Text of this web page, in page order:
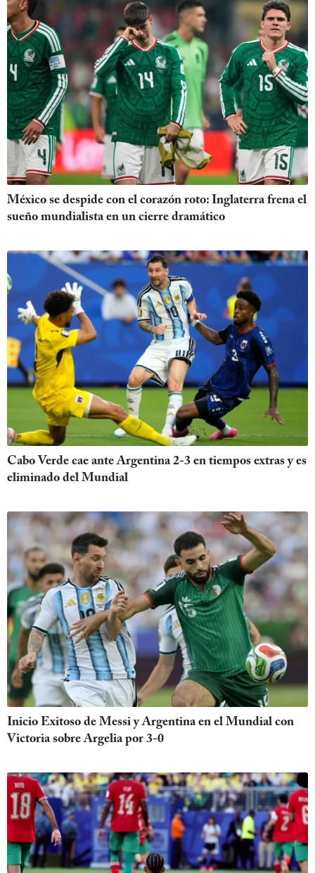
México se despide con el corazón roto: Inglaterra frena el
sueño mundialista en un cierre dramático
Cabo Verde cae ante Argentina 2-3 en tiempos extras y es
eliminado del Mundial
Inicio Exitoso de Messi y Argentina en el Mundial con
Victoria sobre Argelia por 3-0